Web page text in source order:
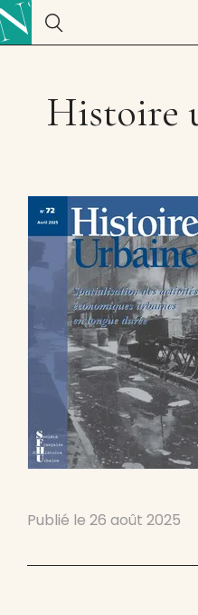
Histoire
Publié le 26 août 2025